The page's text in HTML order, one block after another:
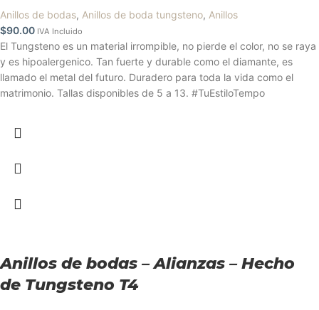
Anillos de bodas, Anillos de boda tungsteno, Anillos
$90.00 IVA Incluido
El Tungsteno es un material irrompible, no pierde el color, no se raya
y es hipoalergenico. Tan fuerte y durable como el diamante, es
llamado el metal del futuro. Duradero para toda la vida como el
matrimonio. Tallas disponibles de 5 a 13. #TuEstiloTempo
Anillos de bodas – Alianzas – Hecho
de Tungsteno T4